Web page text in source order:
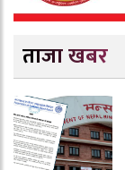
ताजा खबर